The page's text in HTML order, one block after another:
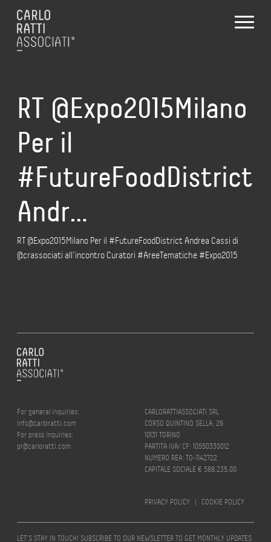
RT @Expo2015Milano
Per il
#FutureFoodDistrict
Andr…
RT @Expo2015Milano Per il #FutureFoodDistrict Andrea Cassi di
@crassociati all’incontro Curatori #AreeTematiche #Expo2015
For general inquiries:
info@carloratti.com
For press inquiries:
pr@carloratti.com
CARLORATTIASSOCIATI SRL
CORSO QUINTINO SELLA, 26
10131 TORINO
PARTITA IVA/ CF: 10550330012
NUMERO REA: TO-1142722
CAPITALE SOCIALE € 588.235,00
PRIVACY POLICY | COOKIE POLICY
LET’S STAY IN TOUCH! SUBSCRIBE TO OUR NEWSLETTER TO GET MONTHLY UPDATES